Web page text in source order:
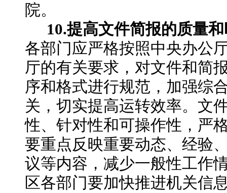
院。
10.提高文件简报的质量
各部门应严格按照中央办公
厅的有关要求，对文件和简
序和格式进行规范，加强综
关，切实提高运转效率。文
性、针对性和可操作性，严
要重点反映重要动态、经验
议等内容，减少一般性工作
区各部门要加快推进机关信